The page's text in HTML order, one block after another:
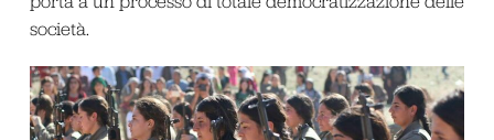
società.